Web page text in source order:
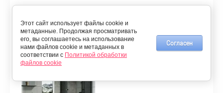
качественную фурнитуру для душевой
кабины
Этот сайт использует файлы cookie и
метаданные. Продолжая просматривать
его, вы соглашаетесь на использование
нами файлов cookie и метаданных в
соответствии с Политикой обработки
файлов cookie
Согласен